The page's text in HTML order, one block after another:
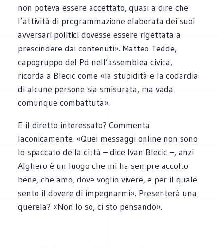
non poteva essere accettato, quasi a dire che
l’attività di programmazione elaborata dei suoi
avversari politici dovesse essere rigettata a
prescindere dai contenuti». Matteo Tedde,
capogruppo del Pd nell’assemblea civica,
ricorda a Blecic come «la stupidità e la codardia
di alcune persone sia smisurata, ma vada
comunque combattuta».
E il diretto interessato? Commenta
laconicamente. «Quei messaggi online non sono
lo spaccato della città – dice Ivan Blecic –, anzi
Alghero è un luogo che mi ha sempre accolto
bene, che amo, dove voglio vivere, e per il quale
sento il dovere di impegnarmi». Presenterà una
querela? «Non lo so, ci sto pensando».